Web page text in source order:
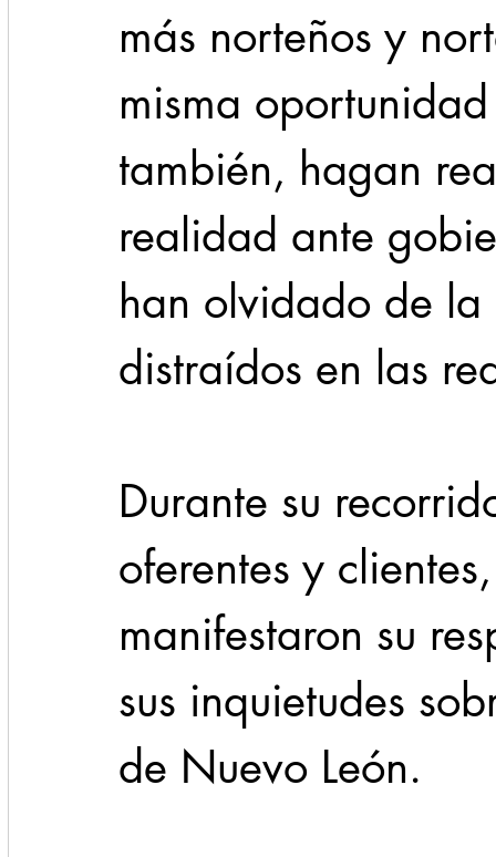
más norteños y
misma
también, hagan
realidad ante
han olvidado de
distraídos en las
Durante su
oferentes y
manifestaron su
sus inquietudes
de Nuevo León.